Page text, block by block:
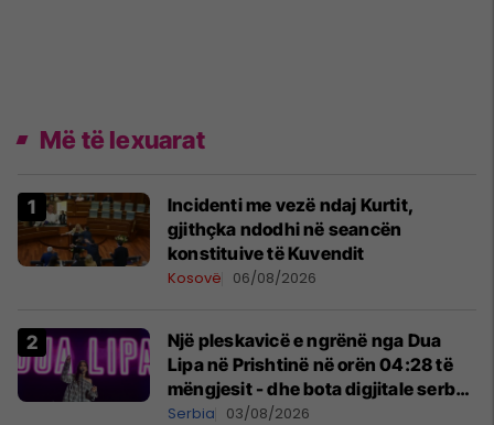
Më të lexuarat
Incidenti me vezë ndaj Kurtit,
gjithçka ndodhi në seancën
konstituive të Kuvendit
Kosovë 06/08/2026
Një pleskavicë e ngrënë nga Dua
Lipa në Prishtinë në orën 04:28 të
mëngjesit - dhe bota digjitale serbe
shpall gjendjen e luftës
Serbia 03/08/2026